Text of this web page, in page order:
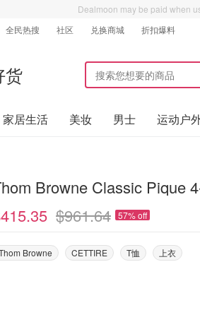
Dealmoon may be paid when
全民热搜 社区 兑换商城 折扣爆料
货
家居生活 美妆 男士 运动户
Browne Classic Pique
$961.64 57% off
Browne CETTIRE T恤 上衣